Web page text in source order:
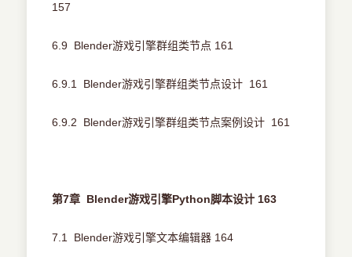
157
6.9 Blender游戏引擎群组类节点 161
6.9.1 Blender游戏引擎群组类节点设计 161
6.9.2 Blender游戏引擎群组类节点案例设计 161
第7章 Blender游戏引擎Python脚本设计 163
7.1 Blender游戏引擎文本编辑器 164